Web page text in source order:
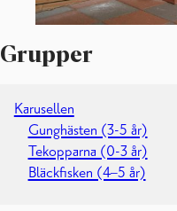
Grupper
Karusellen
Gunghästen (3-5 år)
Tekopparna (0-3 år)
Bläckfisken (4–5 år)